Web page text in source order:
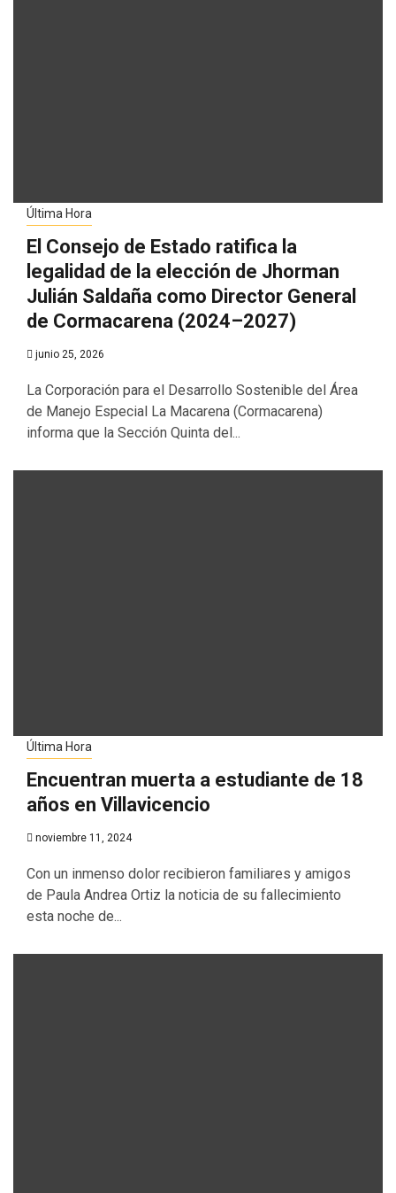
Última Hora
El Consejo de Estado ratifica la
legalidad de la elección de Jhorman
Julián Saldaña como Director General
de Cormacarena (2024–2027)
junio 25, 2026
La Corporación para el Desarrollo Sostenible del Área
de Manejo Especial La Macarena (Cormacarena)
informa que la Sección Quinta del...
Última Hora
Encuentran muerta a estudiante de 18
años en Villavicencio
noviembre 11, 2024
Con un inmenso dolor recibieron familiares y amigos
de Paula Andrea Ortiz la noticia de su fallecimiento
esta noche de...